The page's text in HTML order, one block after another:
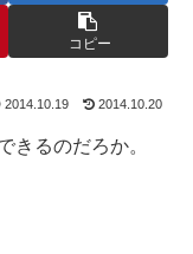
コピー
2014.10.19 2014.10.20
きるのだろか。